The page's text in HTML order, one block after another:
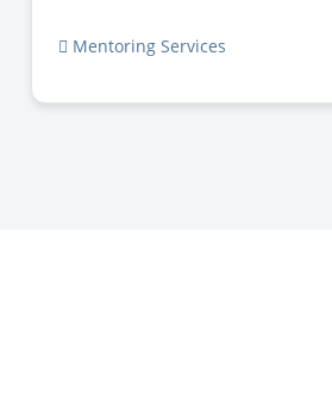
Mentoring Services